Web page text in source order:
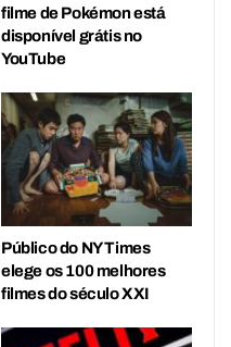
filme de Pokémon está
disponível grátis no
YouTube
Público do NY Times
elege os 100 melhores
filmes do século XXI